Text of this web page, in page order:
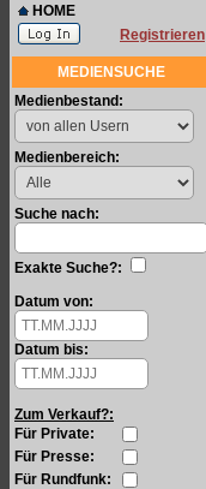
HOME
Registrieren
MEDIENSUCHE
Medienbestand:
Medienbereich:
Suche nach:
Exakte Suche?:
Datum von:
Datum bis:
Zum Verkauf?:
Für Private:
Für Presse:
Für Rundfunk: